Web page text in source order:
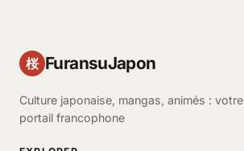
桜 FuransuJapon
Culture japonaise, mangas, animés : votre
portail francophone